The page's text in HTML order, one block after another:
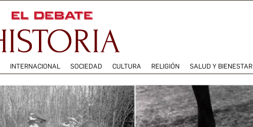
INTERNACIONAL SOCIEDAD CULTURA RELIGIÓN SALUD Y BIENESTAR